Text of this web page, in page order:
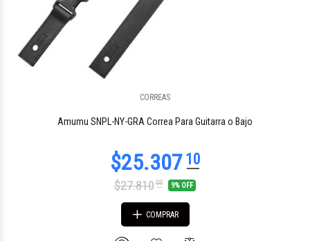
CORREAS
Amumu SNPL-NY-GRA Correa Para Guitarra o Bajo
$27.81000 9% OFF
COMPRAR